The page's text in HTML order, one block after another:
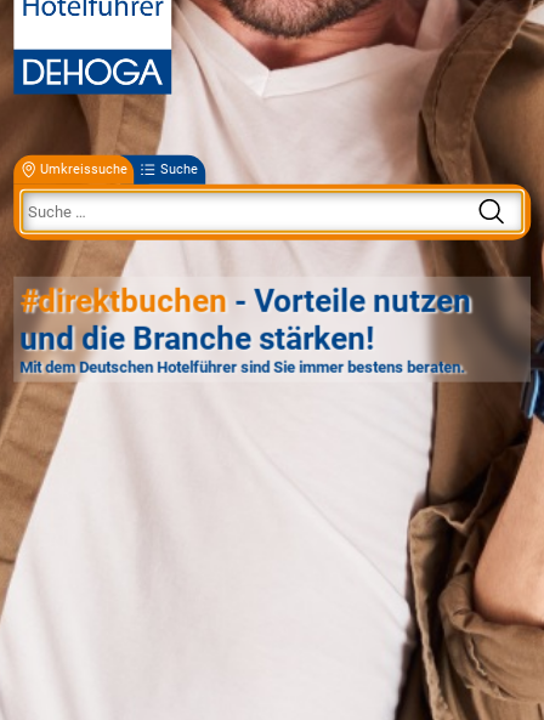
Umkreissuche Suche
#direktbuchen - Vorteile nutzen
und die Branche stärken!
Mit dem Deutschen Hotelführer sind Sie immer bestens beraten.